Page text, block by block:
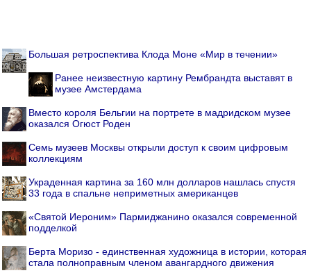
Большая ретроспектива Клода Моне «Мир в течении»
Ранее неизвестную картину Рембрандта выставят в
музее Амстердама
Вместо короля Бельгии на портрете в мадридском музее
оказался Огюст Роден
Семь музеев Москвы открыли доступ к своим цифровым
коллекциям
Украденная картина за 160 млн долларов нашлась спустя
33 года в спальне неприметных американцев
«Святой Иероним» Пармиджанино оказался современной
подделкой
Берта Моризо - единственная художница в истории, которая
стала полноправным членом авангардного движения